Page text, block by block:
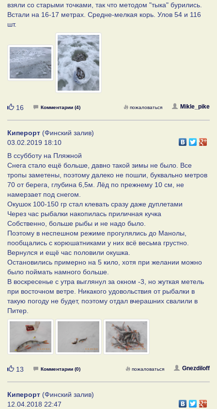
взяли со старыми точками, так что методом "тыка" бурились.
Встали на 16-17 метрах. Средне-мелкая корь. Улов 54 и 116
шт.
Нравится
16 Комментарии (4) Mikle_pike
пожаловаться
Киперорт (Финский залив)
03.02.2019 18:10
В ссубботу на Пляжной
Снега стало ещё больше, давно такой зимы не было. Все
тропы заметены, поэтому далеко не пошли, буквально метров
70 от берега, глубина 6,5м. Лёд по прежнему 10 см, не
намерзает под снегом.
Окушок 100-150 гр стал клевать сразу даже дуплетами
Через час рыбалки накопилась приличная кучка
Собственно, больше рыбы и не надо было.
Поэтому в неспешном режиме прогулялись до Манолы,
пообщались с корюшатниками у них всё весьма грустно.
Вернулся и ещё час половили окушка.
Остановились примерно на 5 кило, хотя при желании можно
было поймать намного больше.
В воскресенье с утра выглянул за окном -3, но жуткая метель
при восточном ветре. Никакого удовольствия от рыбалки в
такую погоду не будет, поэтому отдал вчерашних свалили в
Питер.
Нравится
13 Комментарии (0) Gnezdiloff
пожаловаться
Киперорт (Финский залив)
12.04.2018 22:47